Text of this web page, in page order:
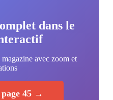
dans le
avec zoom et
45 →